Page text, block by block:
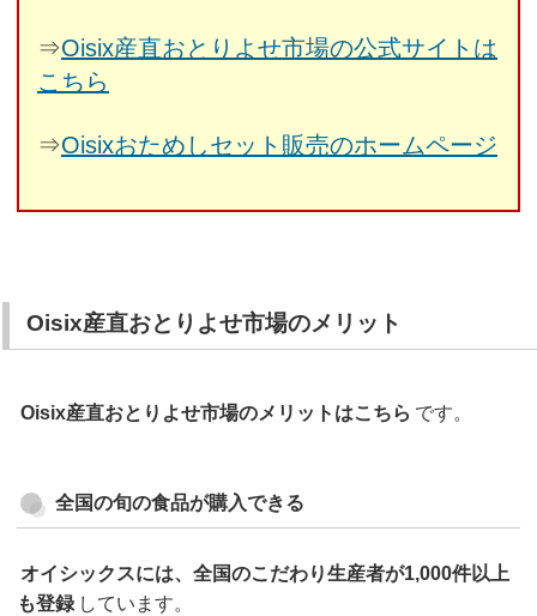
⇒Oisix産直おとりよせ市場の公式サイトは
こちら
⇒Oisixおためしセット販売のホームページ
Oisix産直おとりよせ市場のメリット
Oisix産直おとりよせ市場のメリットはこちら です。
全国の旬の食品が購入できる
オイシックスには、全国のこだわり生産者が1,000件以上
も登録 しています。